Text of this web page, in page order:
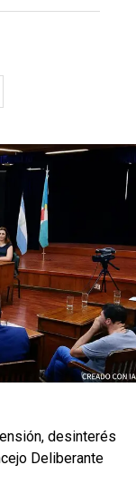
desinterés
Deliberante